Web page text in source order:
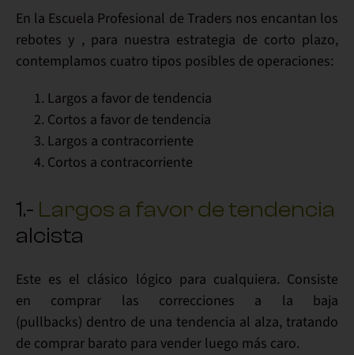
En la Escuela Profesional de Traders nos encantan los
rebotes y , para nuestra estrategia de corto plazo,
contemplamos cuatro tipos posibles de operaciones:
Largos a favor de tendencia
Cortos a favor de tendencia
Largos a contracorriente
Cortos a contracorriente
1.- Largos a favor de tendencia
alcista
Este es el clásico lógico para cualquiera. Consiste
en comprar las correcciones a la baja
(pullbacks) dentro de una tendencia al alza, tratando
de comprar barato para vender luego más caro.